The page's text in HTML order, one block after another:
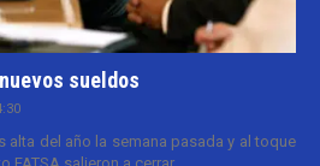
sueldos
alta del año la semana pasada y al toque